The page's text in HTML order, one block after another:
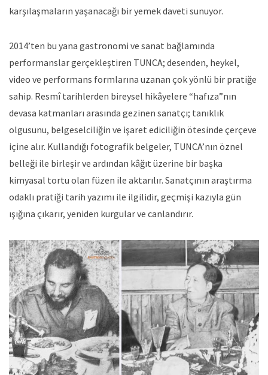
karşılaşmaların yaşanacağı bir yemek daveti sunuyor.
2014’ten bu yana gastronomi ve sanat bağlamında
performanslar gerçekleştiren TUNCA; desenden, heykel,
video ve performans formlarına uzanan çok yönlü bir pratiğe
sahip. Resmî tarihlerden bireysel hikâyelere “hafıza”nın
devasa katmanları arasında gezinen sanatçı; tanıklık
olgusunu, belgeselciliğin ve işaret ediciliğin ötesinde çerçeve
içine alır. Kullandığı fotografik belgeler, TUNCA’nın öznel
belleği ile birleşir ve ardından kâğıt üzerine bir başka
kimyasal tortu olan füzen ile aktarılır. Sanatçının araştırma
odaklı pratiği tarih yazımı ile ilgilidir, geçmişi kazıyla gün
ışığına çıkarır, yeniden kurgular ve canlandırır.